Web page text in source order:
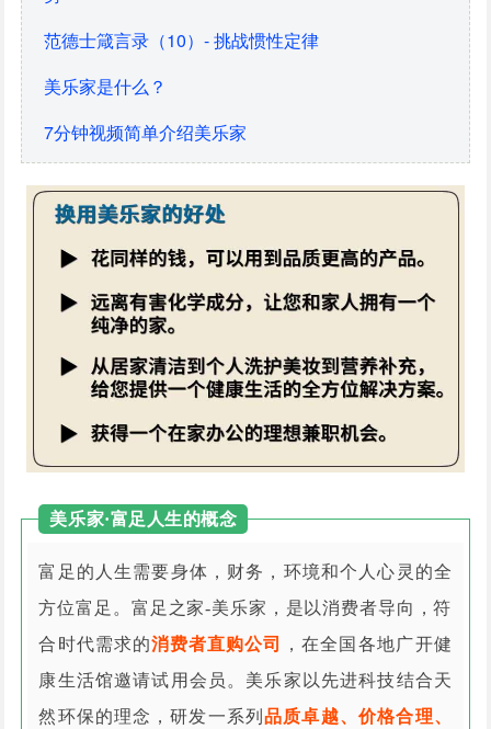
范德士箴言录（10）- 挑战惯性定律
美乐家是什么？
7分钟视频简单介绍美乐家
美乐家·富足人生的概念
富足的人生需要身体，财务，环境和个人心灵的全
方位富足。富足之家-美乐家，是以消费者导向，符
合时代需求的消费者直购公司
，在全国各地广开健
康生活馆邀请试用会员。美乐家以先进科技结合天
然环保的理念，研发一系列 品质卓越、价格合理、